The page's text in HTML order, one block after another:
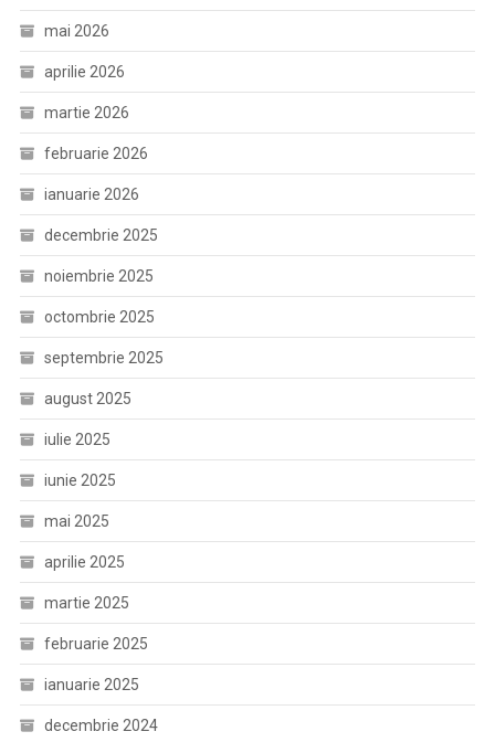
mai 2026
aprilie 2026
martie 2026
februarie 2026
ianuarie 2026
decembrie 2025
noiembrie 2025
octombrie 2025
septembrie 2025
august 2025
iulie 2025
iunie 2025
mai 2025
aprilie 2025
martie 2025
februarie 2025
ianuarie 2025
decembrie 2024